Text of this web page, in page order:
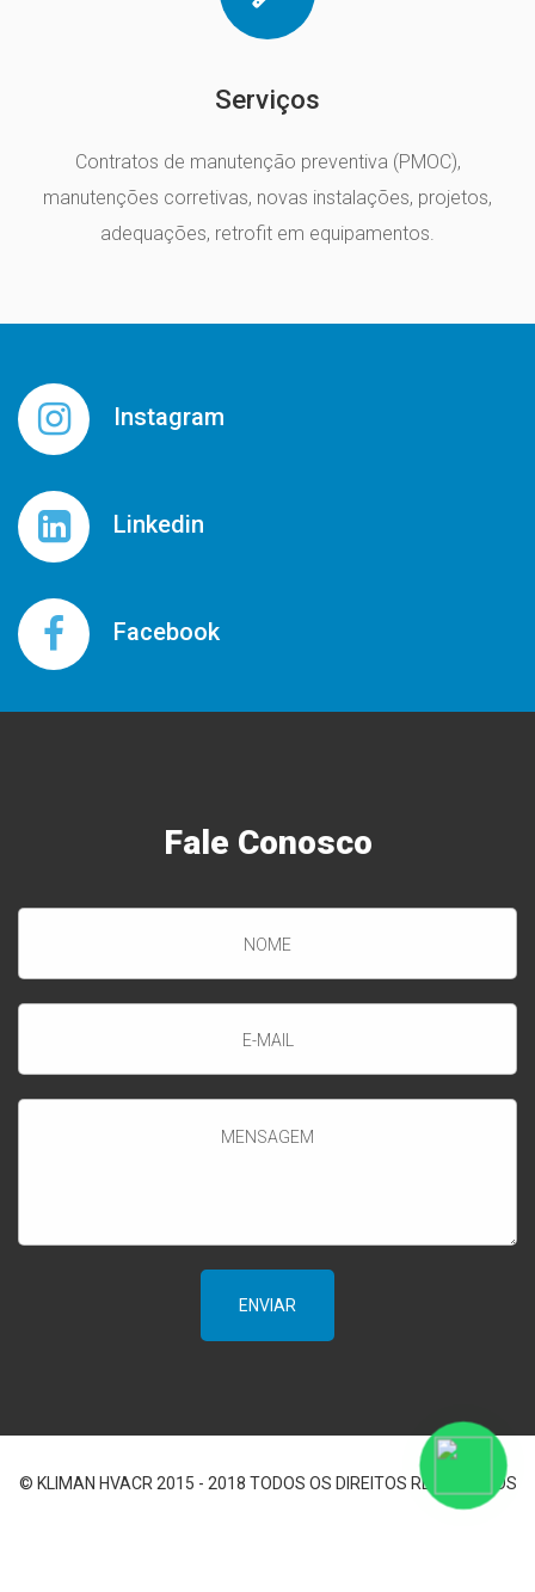
Serviços
Contratos de manutenção preventiva (PMOC),
manutenções corretivas, novas instalações, projetos,
adequações, retrofit em equipamentos.
Instagram
Linkedin
Facebook
Fale Conosco
© KLIMAN HVACR 2015 - 2018 TODOS OS DIREITOS RESERVADOS